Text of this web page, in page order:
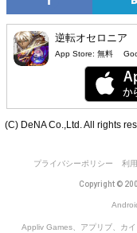
逆転オセロニア
App Store: 無料
(C) DeNA Co.,Ltd. All rights
プライバシーポリシー 利
Copyright ©
Appliv Games、アプリブ、カ